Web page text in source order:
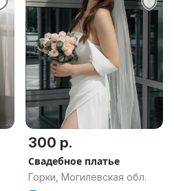
300 р.
Свадебное платье
Горки, Могилевская обл.